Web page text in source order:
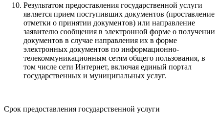
Результатом предоставления государственной услуги
является прием поступивших документов (проставление
отметки о принятии документов) или направление
заявителю сообщения в электронной форме о получении
документов в случае направления их в форме
электронных документов по информационно-
телекоммуникационным сетям общего пользования, в
том числе сети Интернет, включая единый портал
государственных и муниципальных услуг.
Срок предоставления государственной услуги